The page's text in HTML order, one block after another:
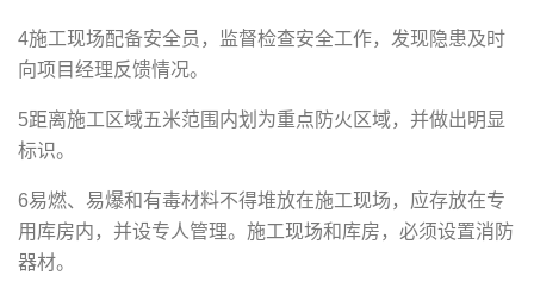
4施工现场配备安全员，监督检查安全工作，发现隐患及时
向项目经理反馈情况。
5距离施工区域五米范围内划为重点防火区域，并做出明显
标识。
6易燃、易爆和有毒材料不得堆放在施工现场，应存放在专
用库房内，并设专人管理。施工现场和库房，必须设置消防
器材。